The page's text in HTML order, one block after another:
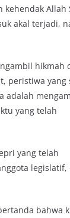
Allah
akal terjadi,
hikmah
peristiwa yang
adalah
yang telah
yang telah
legislatif,
bahwa